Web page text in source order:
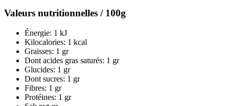
Valeurs nutritionnelles / 100g
Énergie: 1 kJ
Kilocalories: 1 kcal
Graisses: 1 gr
Dont acides gras saturés: 1 gr
Glucides: 1 gr
Dont sucres: 1 gr
Fibres: 1 gr
Protéines: 1 gr